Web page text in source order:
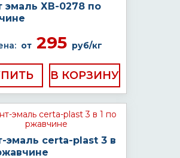
эмаль ХВ-0278 по
от295 руб/кг
эмаль certa-plast 3 в